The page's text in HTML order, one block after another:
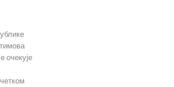
очекује